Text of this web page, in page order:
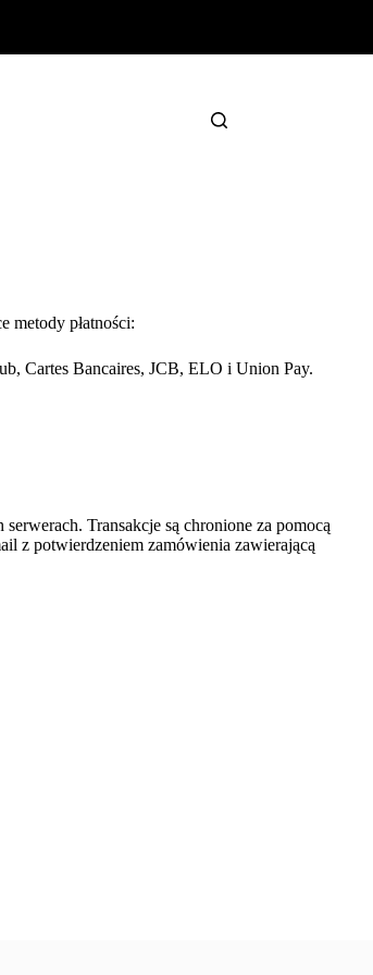
metody płatności:
Cartes Bancaires, JCB, ELO i Union Pay.
Transakcje są chronione za pomocą
z potwierdzeniem zamówienia zawierającą